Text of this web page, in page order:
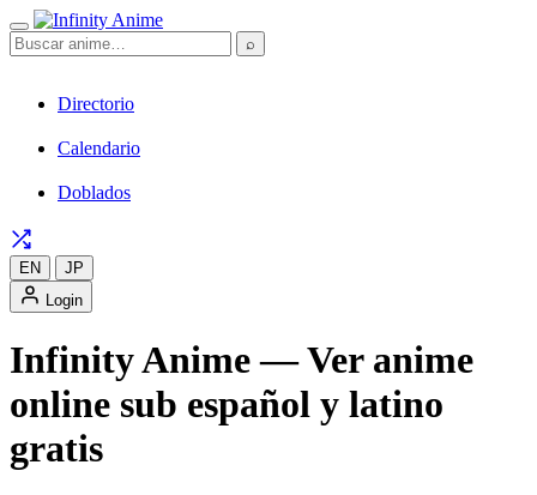
⌕
Directorio
Calendario
Doblados
EN
JP
Login
Infinity Anime — Ver anime
online sub español y latino
gratis